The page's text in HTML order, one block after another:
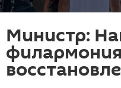
Министр: